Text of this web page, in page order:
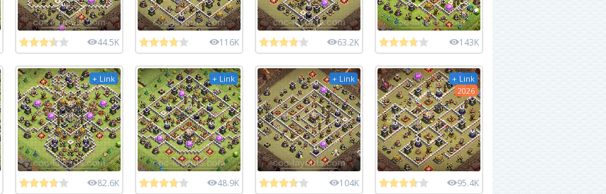
44.5K 116K 63.2K 143K
+ Link
82.6K
+ Link
48.9K
+ Link
104K
+ Link
2026
95.4K